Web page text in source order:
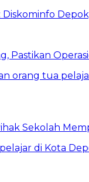
Pastikan
Sekolah